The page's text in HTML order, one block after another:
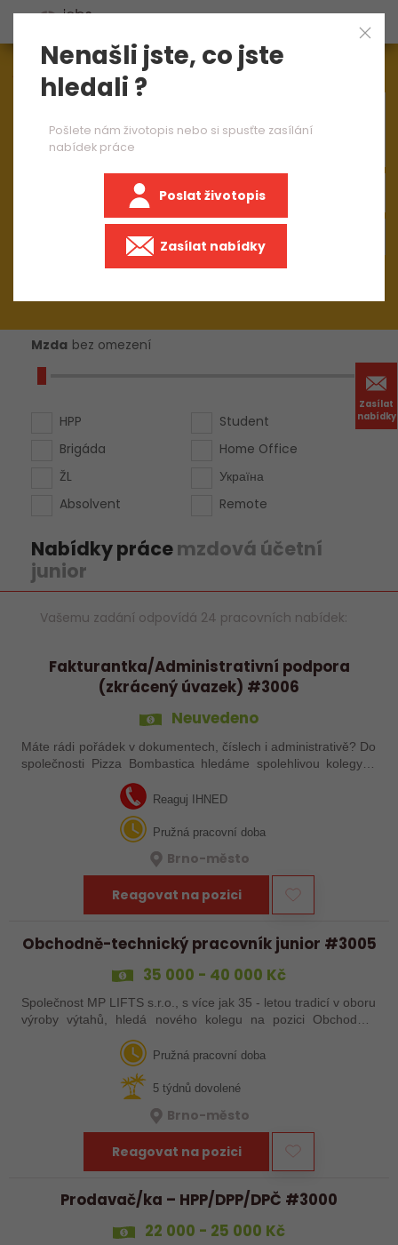
Zasílat
nabídky
Aktuálně1545nabídek práce
Mzda bez omezení
HPP
Brigáda
ŽL
Absolvent
Student
Home Office
Україна
Remote
Nabídky prácemzdová účetní
junior
Vašemu zadání odpovídá 24 pracovních nabídek:
Fakturantka/Administrativní podpora
(zkrácený úvazek) #3006
Neuvedeno
Máte rádi pořádek v dokumentech, číslech i administrativě? Do
společnosti Pizza Bombastica hledáme spolehlivou kolegyni,
která podpoří naši účetní a administrativní agendu. Pokud
máte zkušenosti se…
Reaguj IHNED
Pružná pracovní doba
Brno-město
Reagovat na pozici
Obchodně-technický pracovník junior #3005
35 000 - 40 000 Kč
Společnost MP LIFTS s.r.o., s více jak 35 - letou tradicí v oboru
výroby výtahů, hledá nového kolegu na pozici Obchodně-
Pružná pracovní doba
5 týdnů dovolené
Brno-město
Reagovat na pozici
Prodavač/ka – HPP/DPP/DPČ #3000
22 000 - 25 000 Kč
Nenašli jste, co jste
hledali ?
Pošlete nám životopis nebo si spusťte zasílání
nabídek práce
Poslat životopis
Zasílat nabídky